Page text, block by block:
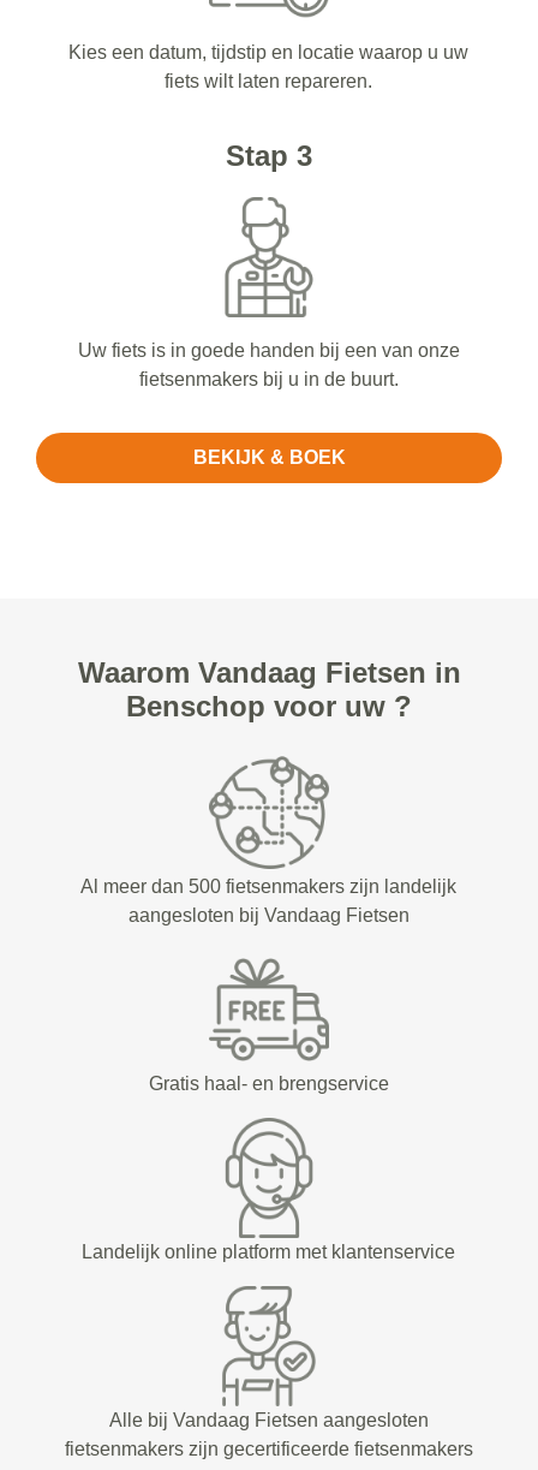
Kies een datum, tijdstip en locatie waarop u uw
fiets wilt laten repareren.
Stap 3
Uw fiets is in goede handen bij een van onze
fietsenmakers bij u in de buurt.
BEKIJK & BOEK
Waarom Vandaag Fietsen in
Benschop voor uw ?
Al meer dan 500 fietsenmakers zijn landelijk
aangesloten bij Vandaag Fietsen
Gratis haal- en brengservice
Landelijk online platform met klantenservice
Alle bij Vandaag Fietsen aangesloten
fietsenmakers zijn gecertificeerde fietsenmakers